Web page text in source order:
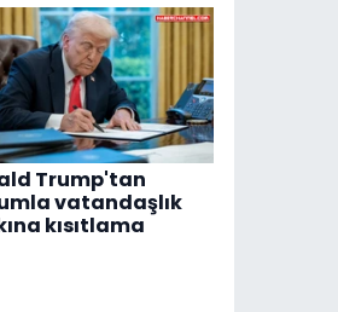
Trump'tan
vatandaşlık
kısıtlama